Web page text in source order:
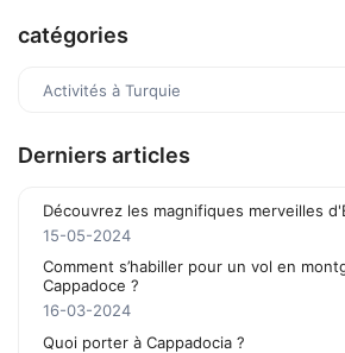
catégories
Activités à Turquie
Derniers articles
Découvrez les magnifiques merveilles
15-05-2024
Comment s’habiller pour un vol en
Cappadoce ?
16-03-2024
Quoi porter à Cappadocia ?